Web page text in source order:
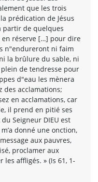
que les trois
prédication de Jésus
partir de quelques
en réserve […] pour dire
n"endureront ni faim
la brûlure du sable, ni
de tendresse pour
d"eau les mènera
des acclamations;
en acclamations, car
il prend en pitié ses
Seigneur DIEU est
donné une onction,
aux pauvres,
proclamer aux
affligés. » (Is 61, 1-